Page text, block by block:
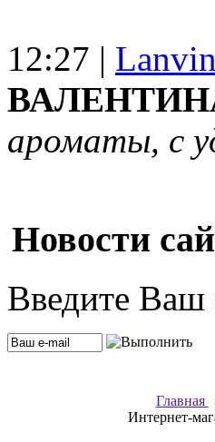
12:27 |
ароматы, с
Новости
Введите Ваш
Главная
Интернет-